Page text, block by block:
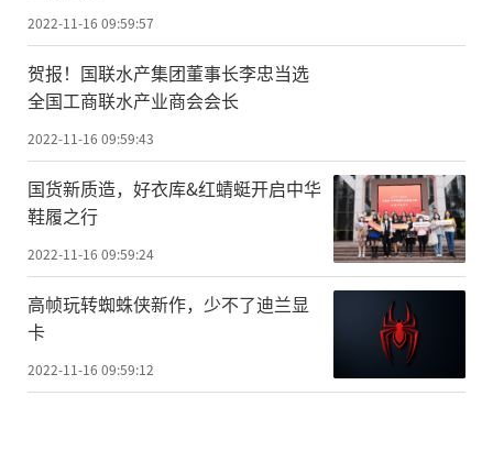
2022-11-16 09:59:57
贺报！国联水产集团董事长李忠当选
全国工商联水产业商会会长
2022-11-16 09:59:43
国货新质造，好衣库&红蜻蜓开启中华
鞋履之行
2022-11-16 09:59:24
高帧玩转蜘蛛侠新作，少不了迪兰显
卡
2022-11-16 09:59:12